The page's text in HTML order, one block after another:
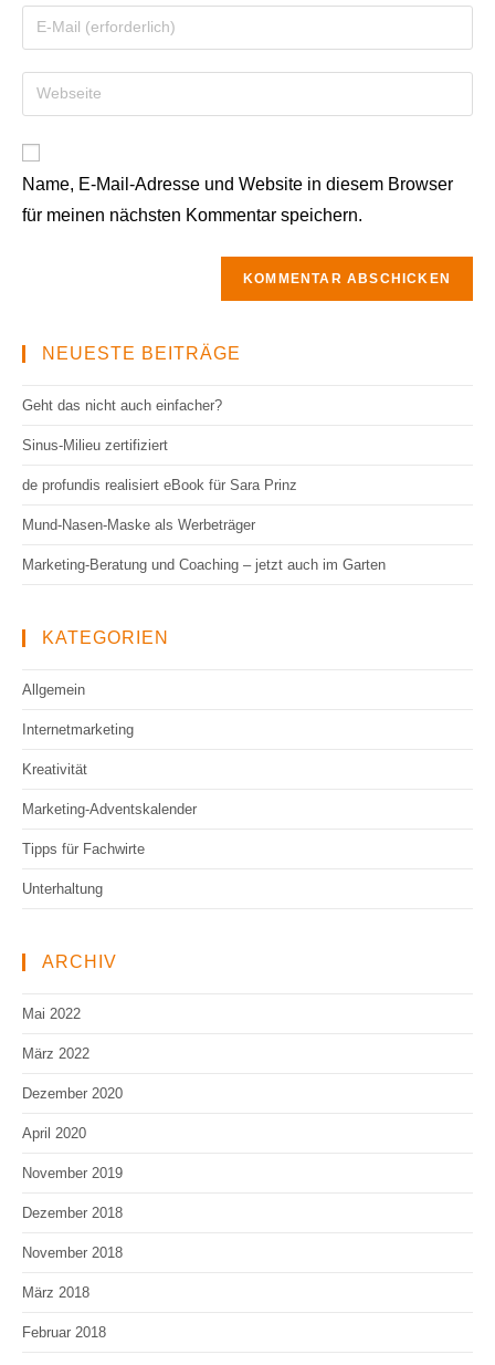
Name, E-Mail-Adresse und Website in diesem Browser
für meinen nächsten Kommentar speichern.
NEUESTE BEITRÄGE
Geht das nicht auch einfacher?
Sinus-Milieu zertifiziert
de profundis realisiert eBook für Sara Prinz
Mund-Nasen-Maske als Werbeträger
Marketing-Beratung und Coaching – jetzt auch im Garten
KATEGORIEN
Allgemein
Internetmarketing
Kreativität
Marketing-Adventskalender
Tipps für Fachwirte
Unterhaltung
ARCHIV
Mai 2022
März 2022
Dezember 2020
April 2020
November 2019
Dezember 2018
November 2018
März 2018
Februar 2018